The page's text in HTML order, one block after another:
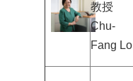
教授
Chu-
Fang Lo